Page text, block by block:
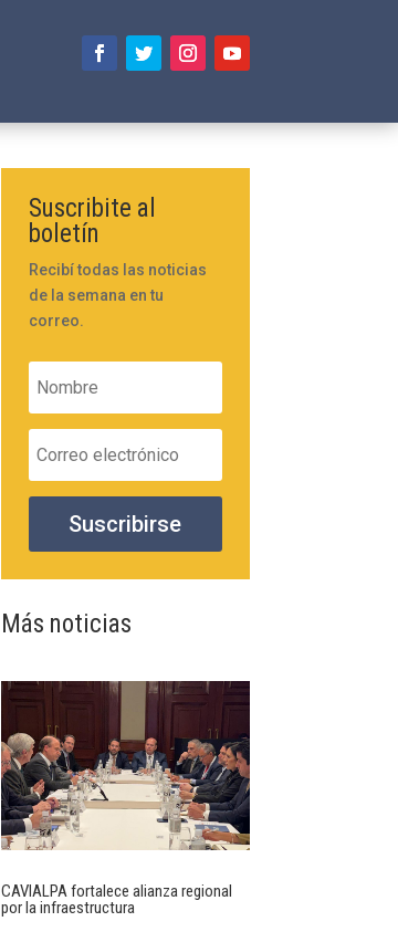
Suscribite al
boletín
Recibí todas las noticias
de la semana en tu
correo.
Suscribirse
Más noticias
CAVIALPA fortalece alianza regional
por la infraestructura